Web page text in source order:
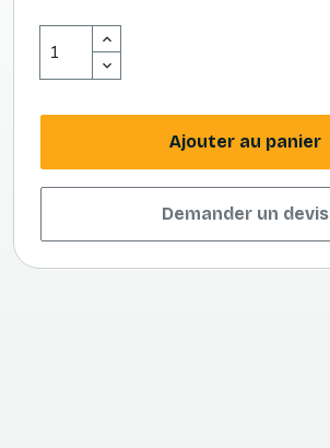
Ajouter au panier
Demander un devis